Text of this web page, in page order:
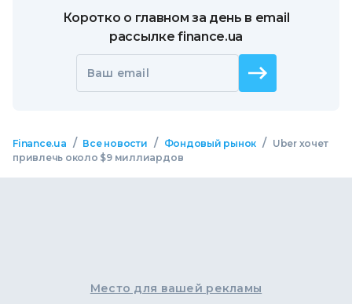
Коротко о главном за день в email
рассылке finance.ua
Ваш email
Finance.ua / Все новости / Фондовый рынок /
Uber хочет
привлечь около $9 миллиардов
Место для вашей рекламы